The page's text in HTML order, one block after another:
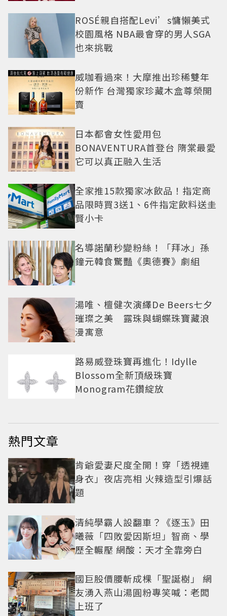
ROSÉ親自搭配Levi’s慵懶美式
校園風格 NBA最會穿的男人SGA
也來挑戰
威咖看過來！大摩推出珍稀雙年
份新作 台灣獨家珍藏木盒尊榮開
賣
日本都會女性愛用包
BONAVENTURA首登台 隋棠最愛
它可以真正融入生活
全家推15款獨家冰飲品！指定商
品限時買3送1、6件指定飲料送圭
賢小卡
名導諾蘭秒變粉絲！「拜冰」孫
鐘元韓食驚豔《奧德賽》劇組
湯唯、檀健次演繹De Beers七夕
璀璨之美 露珠與蝴蝶珠寶藏浪
漫寓意
路易威登珠寶再進化！Idylle
Blossom全新頂級珠寶
Monogram花鑽綻放
熱門文章
肯爺愛妻尺度全開！穿「透視連
身衣」夜店亮相 火辣造型引爆話
題
清純學霸人設翻車？《逐玉》田
曦薇「四敗愛因斯坦」智商、學
歷全輾壓 網酸：天才全靠旁白
國巨股價腰斬成棵「聖誕樹」 網
友湧入燕山湯圓粉專笑喊：老闆
上班了